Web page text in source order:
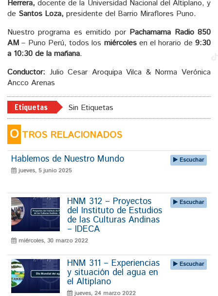
Herrera,docente de la Universidad Nacional del Altiplano, y
de Santos Loza, presidente del Barrio Miraflores Puno.
Nuestro programa es emitido por Pachamama Radio 850
AM – Puno Perú, todos los miércolesen el horario de9:30
a 10:30 de la mañana.
Conductor: Julio Cesar Aroquipa Vilca & Norma Verónica
Ancco Arenas
Etiquetas Sin Etiquetas
O TROS RELACIONADOS
Hablemos de Nuestro Mundo
jueves, 5 junio 2025
Escuchar
HNM 312 – Proyectos
del Instituto de Estudios
de las Culturas Andinas
– IDECA
miércoles, 30 marzo 2022
Escuchar
HNM 311 – Experiencias
y situación del agua en
el Altiplano
jueves, 24 marzo 2022
Escuchar